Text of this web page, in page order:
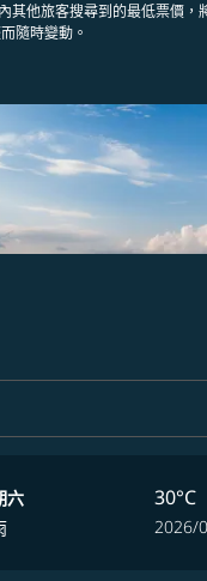
其他旅客搜尋到的最低票價，
隨時變動。
攝氏 Selected
六
30°C
2026/